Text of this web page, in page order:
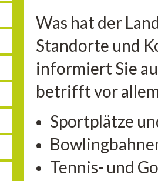
Was hat der
Standorte und
informiert Sie
betrifft vor
Sportplätze
Tennis- und